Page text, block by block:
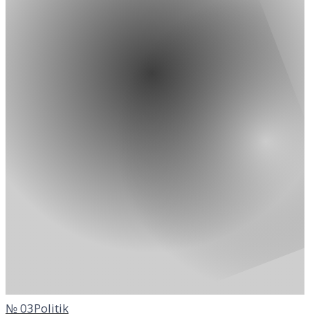
№03Politik